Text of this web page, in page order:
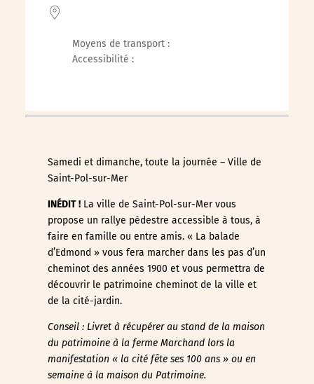
Moyens de transport :
Accessibilité :
Samedi et dimanche, toute la journée – Ville de
Saint-Pol-sur-Mer
INÉDIT !La ville de Saint-Pol-sur-Mer vous
propose un rallye pédestre accessible à tous, à
faire en famille ou entre amis. « La balade
d’Edmond » vous fera marcher dans les pas d’un
cheminot des années 1900 et vous permettra de
découvrir le patrimoine cheminot de la ville et
de la cité-jardin.
Conseil : Livret à récupérer au stand de la maison
du patrimoine à la ferme Marchand lors la
manifestation « la cité fête ses 100 ans » ou en
semaine à la maison du Patrimoine.